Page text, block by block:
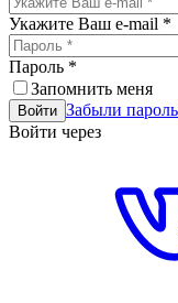
Укажите Ваш e-mail *
Пароль *
Запомнить меня
Войти Забыли
Войти через